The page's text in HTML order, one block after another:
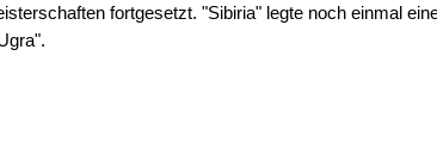
fortgesetzt. "Sibiria" legte noch einmal